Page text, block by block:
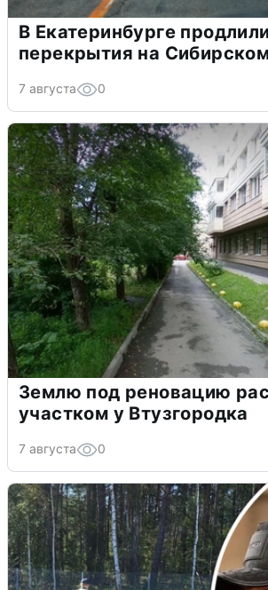
В Екатеринбурге продлили
перекрытия на
7 августа 0
Землю под реновацию
участком у Втузгородка
7 августа 0